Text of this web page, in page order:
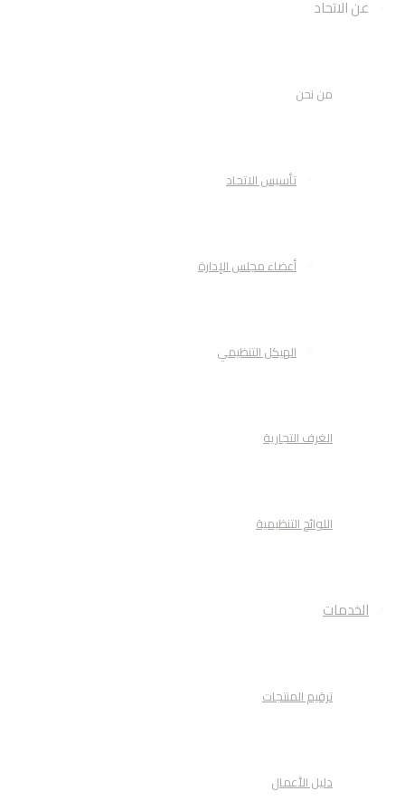
عن الاتحاد
من نحن
تأسيس الاتحاد
أعضاء مجلس الإدارة
الهيكل التنظيمي
الغرف التجارية
اللوائح التنظيمية
الخدمات
ترقيم المنتجات
دليل الأعمال